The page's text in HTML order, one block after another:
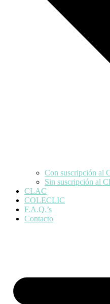
Con suscripción al
Sin suscripción al
CLAC
COLECLIC
F.A.Q.’s
Contacto